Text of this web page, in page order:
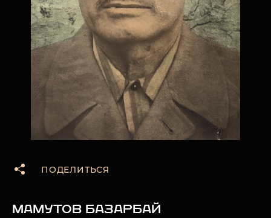
ПОДЕЛИТЬСЯ
МАМУТОВ БАЗАРБАЙ